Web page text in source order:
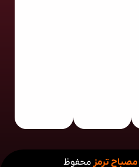
مصباح ترمز محفوظ